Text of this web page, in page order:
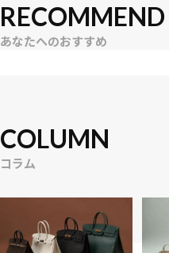
RECOMMEND
あなたへのおすすめ
COLUMN
コラム